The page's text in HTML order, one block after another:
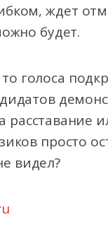
ждет
будет.
голоса
расставание
просто
видел?